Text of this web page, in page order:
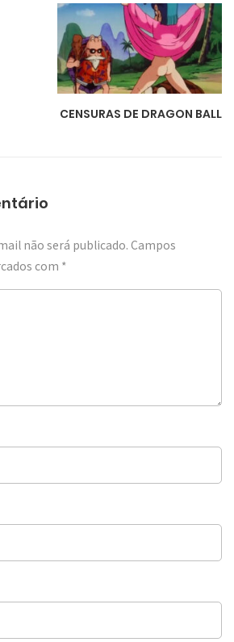
CENSURAS DE DRAGON BALL
não será publicado. Campos
com *